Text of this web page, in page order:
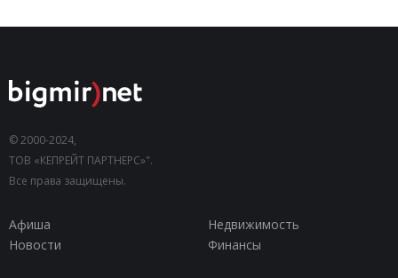
© 2000-2024,
ТОВ «КЕПРЕЙТ ПАРТНЕРС»".
Все права защищены.
Афиша
Недвижимость
Новости
Финансы